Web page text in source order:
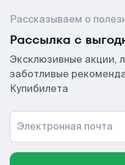
Рассказываем о
Рассылка с
Эксклюзивные акции,
заботливые
Купибилета
Электронная почта